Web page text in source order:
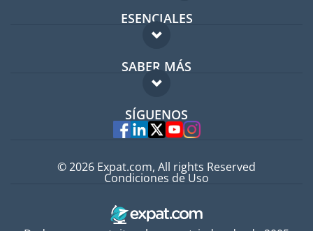
ESENCIALES
Foro para expatriados
Guía para expatriados
Trabajos en el extranjero
SABER MÁS
FAQ
Expertos
SÍGUENOS
© 2026 Expat.com, All rights Reserved
Condiciones de Uso